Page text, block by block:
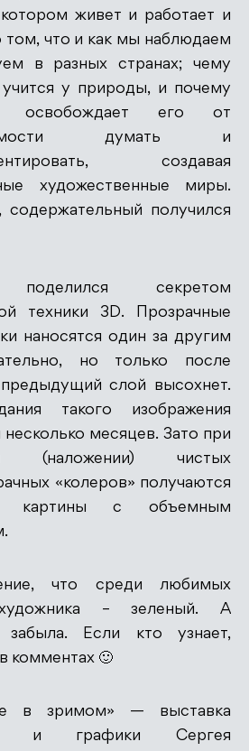
живет и работает и
том, что и как мы наблюдаем
в разных странах; чему
у природы, и почему
его от
думать и
создавая
художественные миры.
содержательный получился
поделился секретом
техники 3D. Прозрачные
наносятся один за другим
но только после
предыдущий слой высохнет.
такого изображения
несколько месяцев. Зато при
(наложении) чистых
«колеров» получаются
картины с объемным
что среди любимых
– зеленый. А
забыла. Если кто узнает,
комментах 🙂
в зримом» — выставка
и графики Сергея